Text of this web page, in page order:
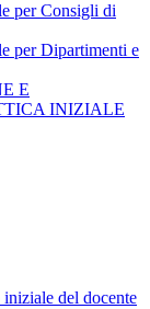
per Consigli di
per Dipartimenti e
E
INIZIALE
del docente